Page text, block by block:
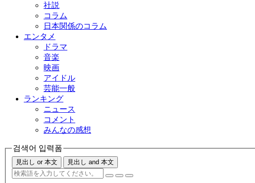
社説
コラム
日本関係のコラム
エンタメ
ドラマ
音楽
映画
アイドル
芸能一般
ランキング
ニュース
コメント
みんなの感想
검색어 입력폼
見出し or 本文 見出し and 本文